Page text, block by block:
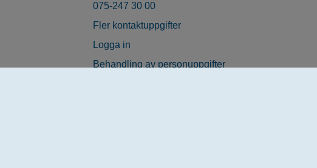
075-247 30 00
Fler kontaktuppgifter
Logga in
Behandling av personuppgifter